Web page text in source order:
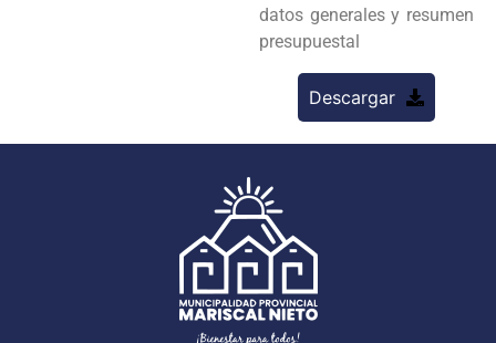
datos generales y resumen
presupuestal
Descargar